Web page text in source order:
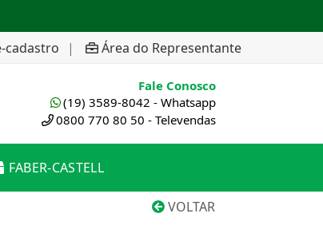
cadastro | Área do Representante
Fale Conosco
(19) 3589-8042 - Whatsapp
0800 770 80 50 - Televendas
FABER-CASTELL
VOLTAR